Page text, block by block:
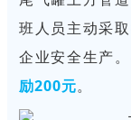
班人员主动采
企业安全生产。
励200元。